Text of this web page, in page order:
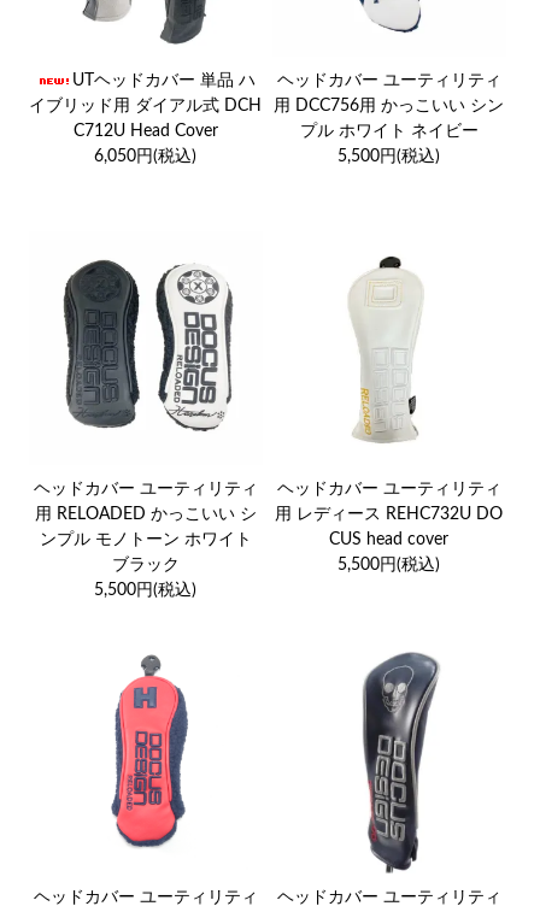
UTヘッドカバー 単品 ハ
イブリッド用 ダイアル式 DCH
C712U Head Cover
6,050円(税込)
ヘッドカバー ユーティリティ
用 DCC756用 かっこいい シン
プル ホワイト ネイビー
5,500円(税込)
ヘッドカバー ユーティリティ
用 RELOADED かっこいい シ
ンプル モノトーン ホワイト
ブラック
5,500円(税込)
ヘッドカバー ユーティリティ
用 レディース REHC732U DO
CUS head cover
5,500円(税込)
ヘッドカバー ユーティリティ
ヘッドカバー ユーティリティ